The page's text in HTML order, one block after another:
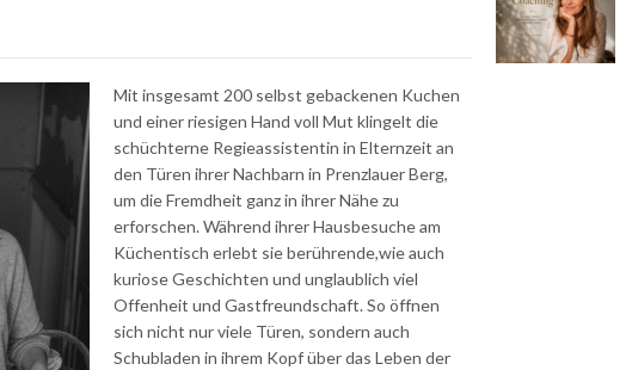
Mit insgesamt 200 selbst gebackenen Kuchen
und einer riesigen Hand voll Mut klingelt die
schüchterne Regieassistentin in Elternzeit an
den Türen ihrer Nachbarn in Prenzlauer Berg,
um die Fremdheit ganz in ihrer Nähe zu
erforschen. Während ihrer Hausbesuche am
Küchentisch erlebt sie berührende,wie auch
kuriose Geschichten und unglaublich viel
Offenheit und Gastfreundschaft. So öffnen
sich nicht nur viele Türen, sondern auch
Schubladen in ihrem Kopf über das Leben der